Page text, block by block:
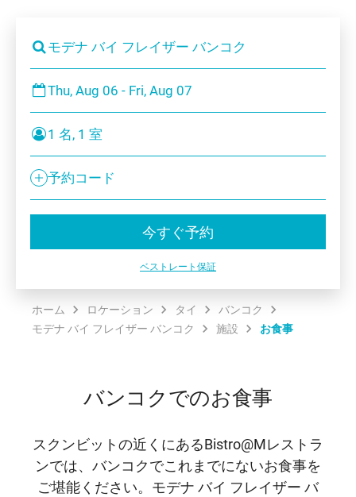
モデナ バイ フレイザー バンコク
Thu, Aug 06 - Fri, Aug 07
1 名, 1 室
予約コード
今すぐ予約
ベストレート保証
ホーム ロケーション タイ
バンコク
モデナ バイ フレイザー バンコク
施設 お食事
バンコクでのお食事
スクンビットの近くにあるBistro@Mレストラ
ンでは、バンコクでこれまでにないお食事を
ご堪能ください。モデナ バイ フレイザー バ